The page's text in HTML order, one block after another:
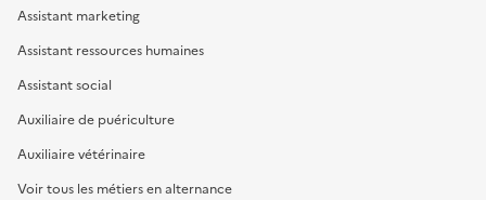
Assistant marketing
Assistant ressources humaines
Assistant social
Auxiliaire de puériculture
Auxiliaire vétérinaire
Voir tous les métiers en alternance